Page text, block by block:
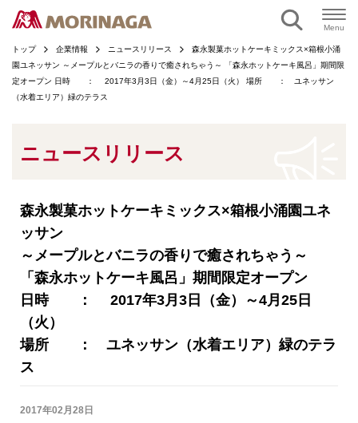
Menu
トップ 企業情報 ニュースリリース
森永製菓ホットケーキミックス×箱根小涌
園ユネッサン ～メープルとバニラの香りで癒されちゃう～ 「森永ホットケーキ風呂」期間限
定オープン 日時 ： 2017年3月3日（金）～4月25日（火） 場所 ： ユネッサン
（水着エリア）緑のテラス
ニュースリリース
森永製菓ホットケーキミックス×箱根小涌園ユネ
ッサン
～メープルとバニラの香りで癒されちゃう～
「森永ホットケーキ風呂」期間限定オープン
日時 ： 2017年3月3日（金）～4月25日
（火）
場所 ： ユネッサン（水着エリア）緑のテラ
ス
2017年02月28日